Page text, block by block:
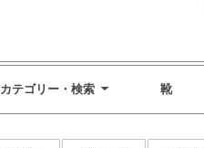
カテゴリー・検索 靴